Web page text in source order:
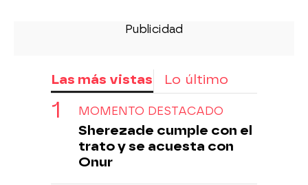
Las más vistas Lo último
MOMENTO DESTACADO
Sherezade cumple con el
trato y se acuesta con
Onur